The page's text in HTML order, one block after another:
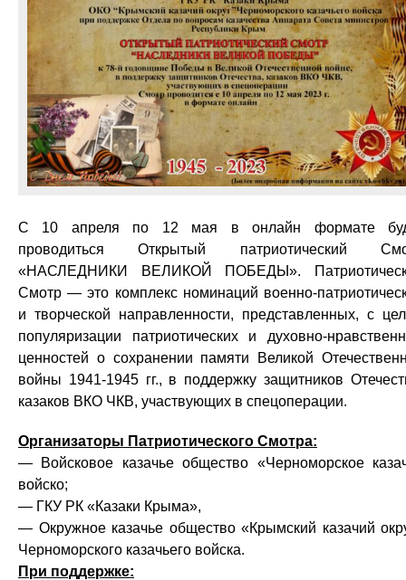
С 10 апреля по 12 мая в онлайн формате
проводиться Открытый патриотический
«НАСЛЕДНИКИ ВЕЛИКОЙ ПОБЕДЫ».
Смотр — это комплекс номинаций военно-
и творческой направленности, представленных, с
популяризации патриотических и духовно-
ценностей о сохранении памяти Великой
войны 1941-1945 гг., в поддержку защитников
казаков ВКО ЧКВ, участвующих в спецоперации.
Организаторы Патриотического Смотра:
— Войсковое казачье общество «Черноморское
войско;
— ГКУ РК «Казаки Крыма»,
— Окружное казачье общество «Крымский казачий
Черноморского казачьего войска.
При поддержке: